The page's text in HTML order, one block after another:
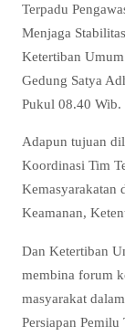
Terpadu
Menjaga
Ketertiban
Gedung Satya
Pukul 08.40 Wib.
Adapun tujuan
Koordinasi Tim
Kemasyarakatan
Keamanan,
Dan Ketertiban
membina forum
masyarakat
Persiapan